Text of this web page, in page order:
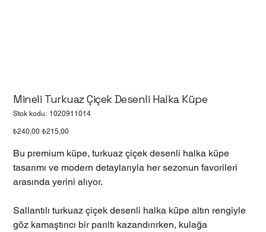
Mineli Turkuaz Çiçek Desenli Halka Küpe
Stok kodu: Stok
1020911014
Orijinal
₺240,00 İndirimli
₺215,00
Bu premium küpe, turkuaz çiçek desenli halka küpe
tasarımı ve modern detaylarıyla her sezonun favorileri
arasında yerini alıyor.
Sallantılı turkuaz çiçek desenli halka küpe altın rengiyle
göz kamaştırıcı bir parıltı kazandırırken, kulağa